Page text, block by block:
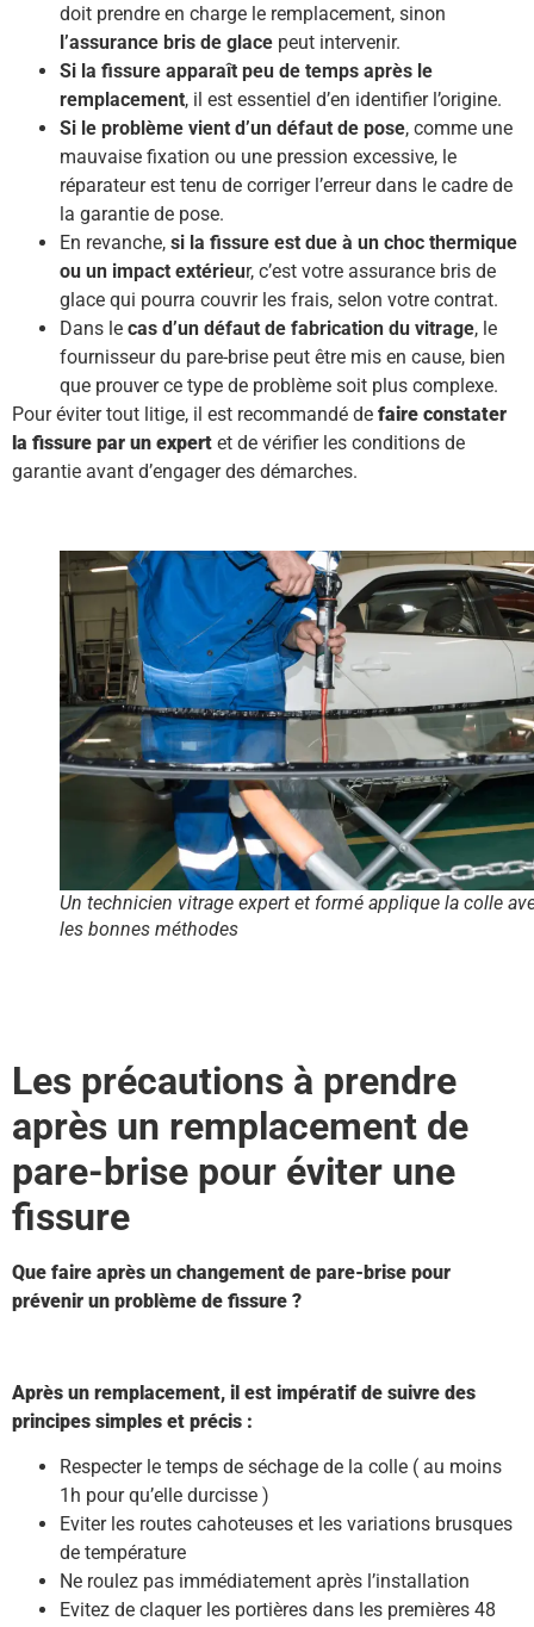
doit prendre en charge le remplacement, sinon
l’assurance bris de glace peut intervenir.
Si la fissure apparaît peu de temps après le
remplacement, il est essentiel d’en identifier l’origine.
Si le problème vient d’un défaut de pose, comme une
mauvaise fixation ou une pression excessive, le
réparateur est tenu de corriger l’erreur dans le cadre de
la garantie de pose.
En revanche, si la fissure est due à un choc thermique
ou un impact extérieur, c’est votre assurance bris de
glace qui pourra couvrir les frais, selon votre contrat.
Dans le cas d’un défaut de fabrication du vitrage, le
fournisseur du pare-brise peut être mis en cause, bien
que prouver ce type de problème soit plus complexe.
Pour éviter tout litige, il est recommandé de faire constater
la fissure par un expert et de vérifier les conditions de
garantie avant d’engager des démarches.
Un technicien vitrage expert et formé applique la colle
les bonnes méthodes
Les précautions à prendre
après un remplacement de
pare-brise pour éviter une
fissure
Que faire après un changement de pare-brise pour
prévenir un problème de fissure ?
Après un remplacement, il est impératif de suivre des
principes simples et précis :
Respecter le temps de séchage de la colle ( au moins
1h pour qu’elle durcisse )
Eviter les routes cahoteuses et les variations brusques
de température
Ne roulez pas immédiatement après l’installation
Evitez de claquer les portières dans les premières 48